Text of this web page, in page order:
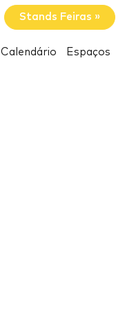
Stands Feiras »
Calendário Espaços